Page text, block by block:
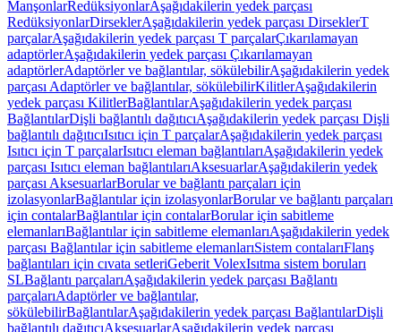
ManşonlarRedüksiyonlarAşağıdakilerin yedek parçası
RedüksiyonlarDirseklerAşağıdakilerin yedek parçası DirseklerT
parçalarAşağıdakilerin yedek parçası T parçalarÇıkarılamayan
adaptörlerAşağıdakilerin yedek parçası Çıkarılamayan
adaptörlerAdaptörler ve bağlantılar, sökülebilirAşağıdakilerin yedek
parçası Adaptörler ve bağlantılar, sökülebilirKilitlerAşağıdakilerin
yedek parçası KilitlerBağlantılarAşağıdakilerin yedek parçası
BağlantılarDişli bağlantılı dağıtıcıAşağıdakilerin yedek parçası Dişli
bağlantılı dağıtıcıIsıtıcı için T parçalarAşağıdakilerin yedek parçası
Isıtıcı için T parçalarIsıtıcı eleman bağlantılarıAşağıdakilerin yedek
parçası Isıtıcı eleman bağlantılarıAksesuarlarAşağıdakilerin yedek
parçası AksesuarlarBorular ve bağlantı parçaları için
izolasyonlarBağlantılar için izolasyonlarBorular ve bağlantı parçaları
için contalarBağlantılar için contalarBorular için sabitleme
elemanlarıBağlantılar için sabitleme elemanlarıAşağıdakilerin yedek
parçası Bağlantılar için sabitleme elemanlarıSistem contalarıFlanş
bağlantıları için cıvata setleriGeberit VolexIsıtma sistem boruları
SLBağlantı parçalarıAşağıdakilerin yedek parçası Bağlantı
parçalarıAdaptörler ve bağlantılar,
sökülebilirBağlantılarAşağıdakilerin yedek parçası BağlantılarDişli
bağlantılı dağıtıcıAksesuarlarAşağıdakilerin yedek parçası